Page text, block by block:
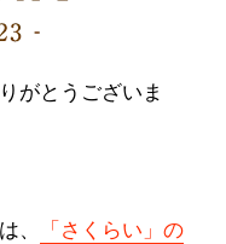
がとうございま
、
「さくらい」の